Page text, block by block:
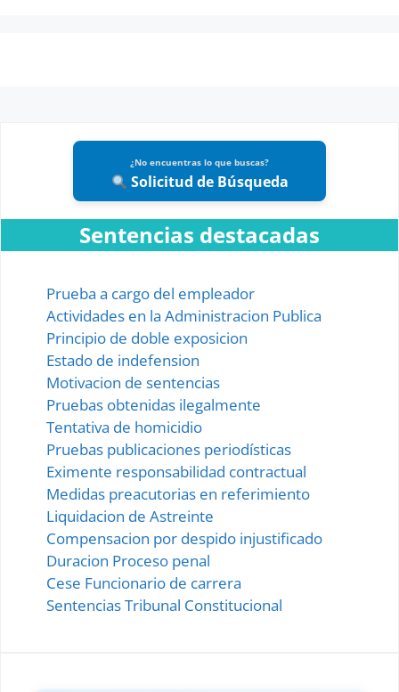
¿No encuentras lo que buscas?
Solicitud de Búsqueda
Sentencias destacadas
Prueba a cargo del empleador
Actividades en la Administracion Publica
Principio de doble exposicion
Estado de indefension
Motivacion de sentencias
Pruebas obtenidas ilegalmente
Tentativa de homicidio
Pruebas publicaciones periodísticas
Eximente responsabilidad contractual
Medidas preacutorias en referimiento
Liquidacion de Astreinte
Compensacion por despido injustificado
Duracion Proceso penal
Cese Funcionario de carrera
Sentencias Tribunal Constitucional